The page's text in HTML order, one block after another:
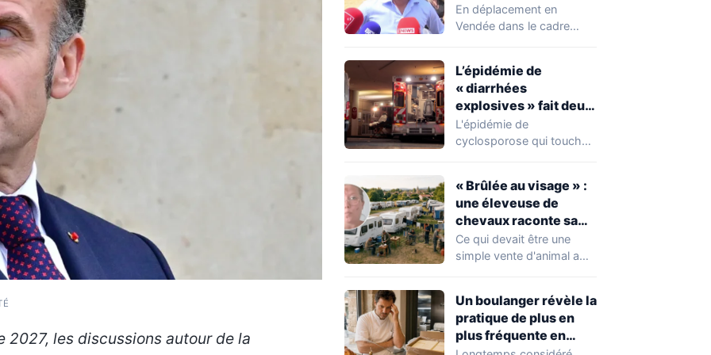
2027, les discussions autour de la
chahuté sur un
campement illégal
En déplacement en
Vendée dans le cadre
occupations…
L’épidémie de
« diarrhées
explosives » fait deux
premiers morts
L'épidémie de
cyclosporose qui touche
aggravation. Les autorités
sanitaires…
« Brûlée au visage » :
une éleveuse de
chevaux raconte sa
violente agression par
des gens du voyage
Ce qui devait être une
simple vente d'animal a
Un boulanger révèle la
pratique de plus en
plus fréquente en